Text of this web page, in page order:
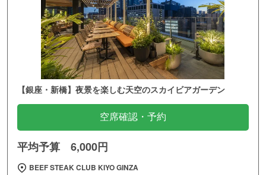
【銀座・新橋】夜景を楽しむ天空のスカイビアガーデン
空席確認・予約
平均予算 6,000円
BEEF STEAK CLUB KIYO GINZA